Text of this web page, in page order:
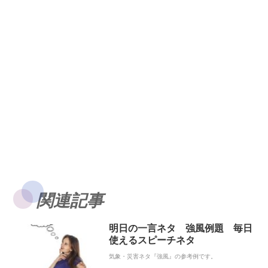
関連記事
明日の一言ネタ 強風例題 毎日
使えるスピーチネタ
気象・災害ネタ『強風』の参考例です。